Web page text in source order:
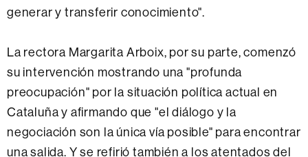
generar y transferir conocimiento".
La rectora Margarita Arboix, por su parte, comenzó
su intervención mostrando una "profunda
preocupación" por la situación política actual en
Cataluña y afirmando que "el diálogo y la
negociación son la única vía posible" para encontrar
una salida. Y se refirió también a los atentados del